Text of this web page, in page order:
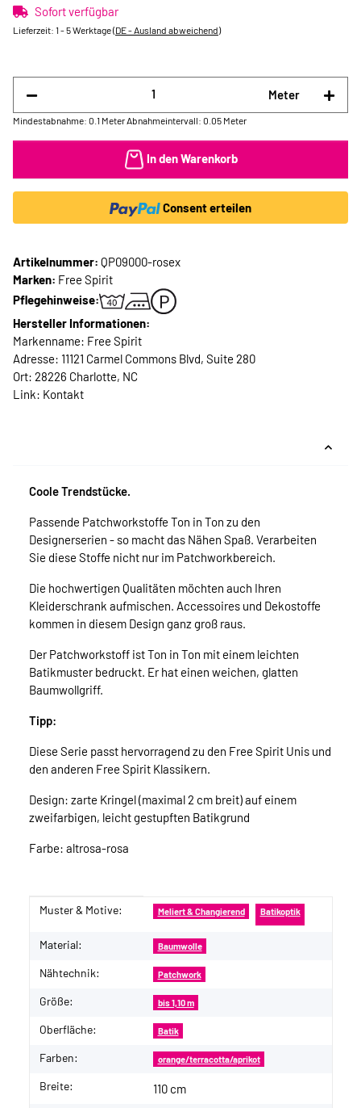
Sofort verfügbar
Lieferzeit: 1 - 5 Werktage(DE - Ausland abweichend)
Meter
Mindestabnahme: 0.1 Meter Abnahmeintervall: 0.05 Meter
In den Warenkorb
Consent erteilen
Artikelnummer: QP09000-rosex
Marken: Free Spirit
Pflegehinweise:
Hersteller Informationen:
Markenname: Free Spirit
Adresse: 11121 Carmel Commons Blvd, Suite 280
Ort: 28226 Charlotte, NC
Link: Kontakt
Coole Trendstücke.
Passende Patchworkstoffe Ton in Ton zu den
Designerserien - so macht das Nähen Spaß. Verarbeiten
Sie diese Stoffe nicht nur im Patchworkbereich.
Die hochwertigen Qualitäten möchten auch Ihren
Kleiderschrank aufmischen. Accessoires und Dekostoffe
kommen in diesem Design ganz groß raus.
Der Patchworkstoff ist Ton in Ton mit einem leichten
Batikmuster bedruckt. Er hat einen weichen, glatten
Baumwollgriff.
Tipp:
Diese Serie passt hervorragend zu den Free Spirit Unis und
den anderen Free Spirit Klassikern.
Design: zarte Kringel (maximal 2 cm breit) auf einem
zweifarbigen, leicht gestupften Batikgrund
Farbe: altrosa-rosa
Produkteigenschaft
Wert
Muster & Motive: Meliert & Changierend Batikoptik
Material: Baumwolle
Nähtechnik: Patchwork
Größe: bis 1,10 m
Oberfläche: Batik
Farben: orange/terracotta/aprikot
Breite: 110 cm